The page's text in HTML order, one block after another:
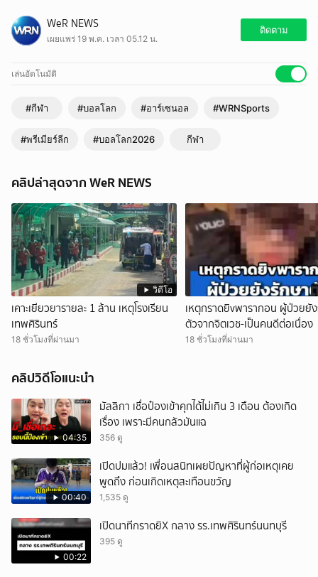
WeR NEWS
เผยแพร่ 19 พ.ค. เวลา 05.12 น.
ติดตาม
เล่นอัตโนมัติ
#กีฬา #บอลโลก #อาร์เซนอล #WRNSports
#พรีเมียร์ลีก #บอลโลก2026 กีฬา
คลิปล่าสุดจาก WeR NEWS
วิดีโอ
เคาะเยียวยารายละ 1 ล้าน เหตุโรงเรียน
เทพศิรินทร์
18 ชั่วโมงที่ผ่านมา
เหตุกราดยิvพารากอน ผู้ป่วยยั
ตัวจากจิตเวช-เป็นคนดีต่อเนื่อง
18 ชั่วโมงที่ผ่านมา
คลิปวิดีโอแนะนำ
04:35
มัลลิกา เชื่อป๋องเข้าคุกได้ไม่เกิน 3 เดือน ต้องเกิด
เรื่อง เพราะมีคนกลัวมันแฉ
356 ดู
00:40
เปิดปมแล้ว! เพื่อนสนิทเผยปัญหาที่ผู้ก่อเหตุเคย
พูดถึง ก่อนเกิดเหตุสะเทือนขวัญ
1,535 ดู
00:22
เปิดนาทีกราดยิX กลาง รร.เทพศิรินทร์นนทบุรี
395 ดู